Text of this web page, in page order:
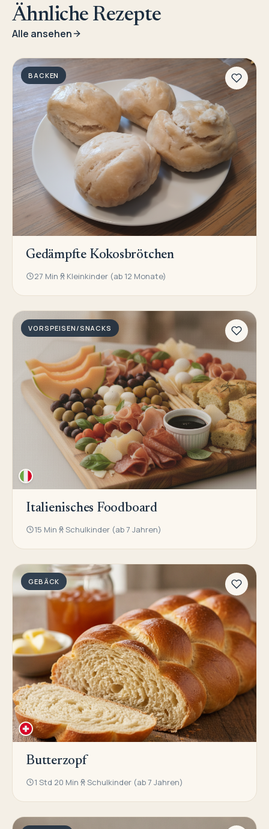
Ähnliche Rezepte
Alle ansehen
BACKEN
Gedämpfte Kokosbrötchen
27 Min Kleinkinder (ab 12 Monate)
VORSPEISEN/SNACKS
Italienisches Foodboard
15 Min Schulkinder (ab 7 Jahren)
GEBÄCK
Butterzopf
1 Std 20 Min Schulkinder (ab 7 Jahren)